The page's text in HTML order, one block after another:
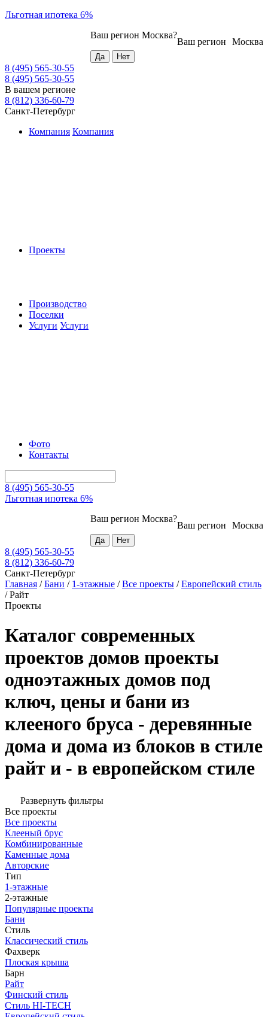
Льготная ипотека 6%
Москва
Ваш регион
Ваш регион Москва?
8 (495) 565-30-55
8 (495) 565-30-55
В вашем регионе
8 (812) 336-60-79
Санкт-Петербург
Компания Компания
Проекты
Производство
Поселки
Услуги Услуги
Фото
Контакты
8 (495) 565-30-55
Льготная ипотека 6%
Москва
Ваш регион
Ваш регион Москва?
8 (495) 565-30-55
8 (812) 336-60-79
Санкт-Петербург
Главная /Бани / 1-этажные /Все проекты /Европейский стиль
/Райт
Проекты
Каталог современных
проектов домов проекты
одноэтажных домов под
ключ, цены и бани из
клееного бруса - деревянные
дома и дома из блоков в стиле
райт и - в европейском стиле
Развернуть фильтры
Все проекты
Все проекты
Клееный брус
Комбинированные
Каменные дома
Авторские
Тип
1-этажные
2-этажные
Популярные проекты
Бани
Стиль
Классический стиль
Фахверк
Плоская крыша
Барн
Райт
Финский стиль
Стиль HI-TECH